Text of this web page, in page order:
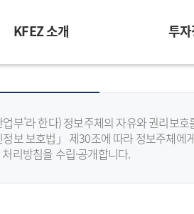
KFEZ 소개 투
업부’라 한다) 정보주체의 자유와 권리보
보 보호법」 제30조에 따라 정보주체에
리방침을 수립·공개합니다.